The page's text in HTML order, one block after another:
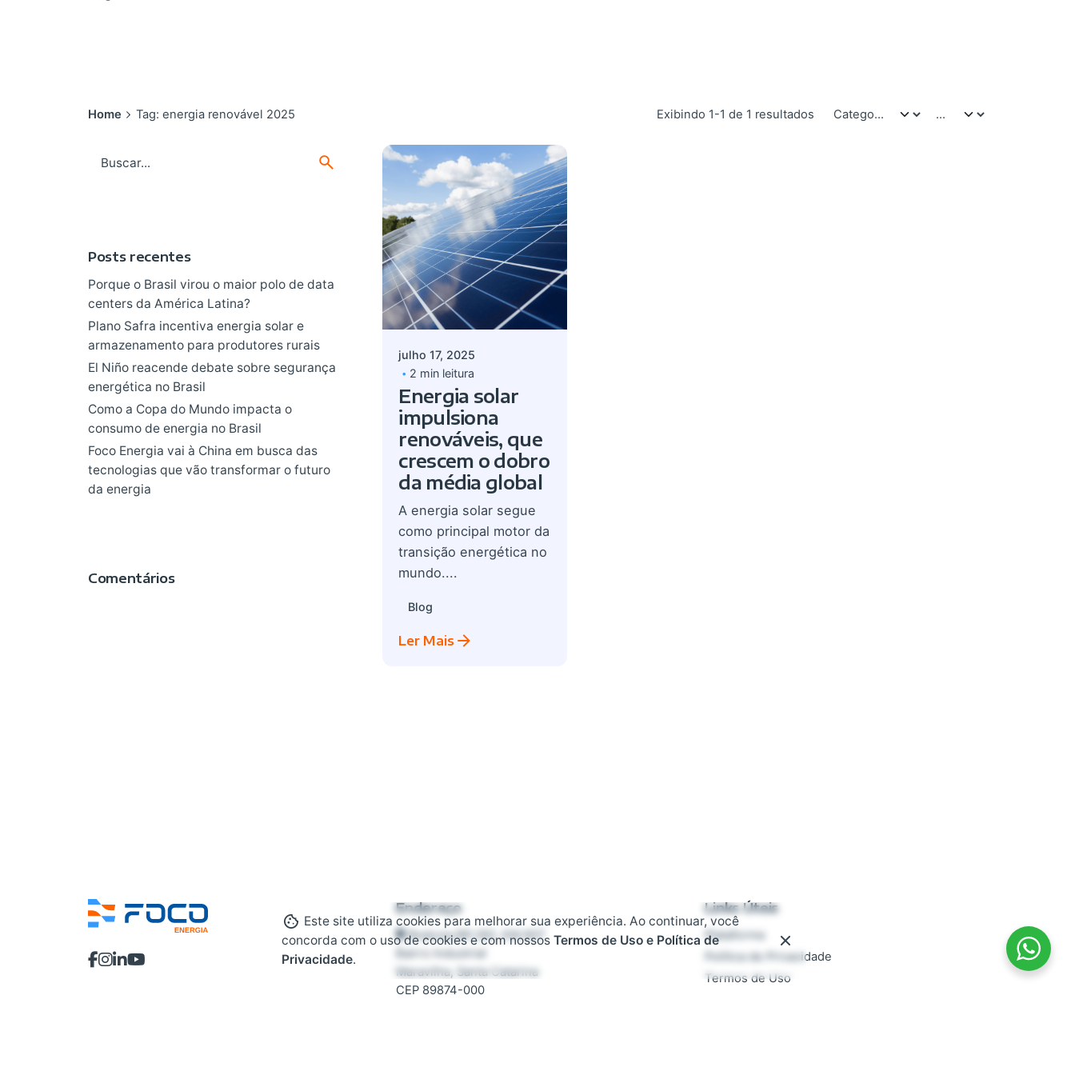
Home Tag: energia renovável 2025 Exibindo 1-1 de 1 resultados
for
Posts recentes
Porque o Brasil virou o maior polo de data
centers da América Latina?
Plano Safra incentiva energia solar e
armazenamento para produtores rurais
El Niño reacende debate sobre segurança
energética no Brasil
Como a Copa do Mundo impacta o
consumo de energia no Brasil
Foco Energia vai à China em busca das
tecnologias que vão transformar o futuro
da energia
Comentários
Postado por
admin
julho 17, 2025
2 min leitura
Energia solar
impulsiona
renováveis, que
crescem o dobro
da média global
A energia solar segue
como principal motor da
transição energética no
mundo....
Blog
Ler Mais
Endereço
Rodovia BR 282, KM 607
Bairro Industrial
Maravilha, Santa Catarina
CEP 89874-000
Links Úteis
Plataforma
Política de Privacidade
Termos de Uso
Este site utiliza cookies para melhorar sua experiência. Ao continuar, você
concorda com o uso de cookies e com nossos Termos de Uso e Política de
Privacidade.